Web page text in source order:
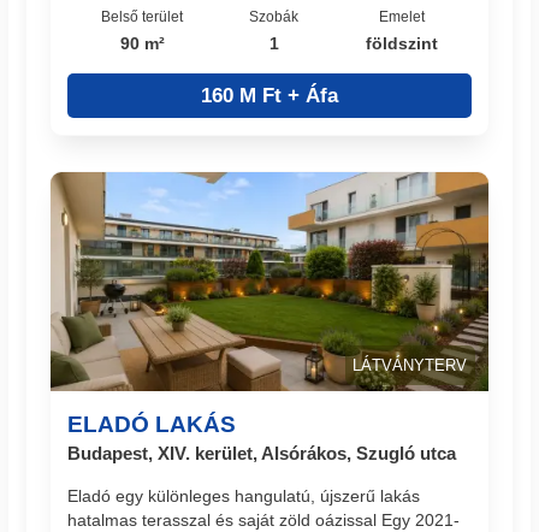
Belső terület
90 m²
Szobák
1
Emelet
földszint
160 M Ft + Áfa
LÁTVÁNYTERV
ELADÓ LAKÁS
Budapest, XIV. kerület, Alsórákos, Szugló utca
Eladó egy különleges hangulatú, újszerű lakás
hatalmas terasszal és saját zöld oázissal Egy 2021-